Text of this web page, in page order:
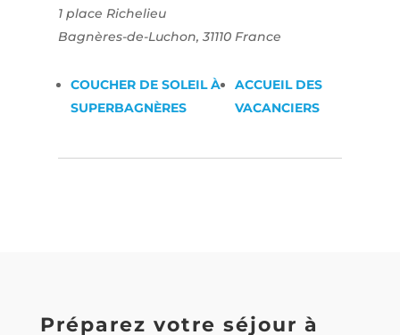
1 place Richelieu
Bagnères-de-Luchon, 31110 France
COUCHER DE SOLEIL À
SUPERBAGNÈRES
ACCUEIL DES
VACANCIERS
Préparez votre séjour à